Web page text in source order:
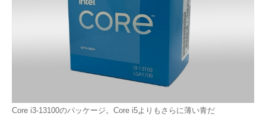
Core i3-13100のパッケージ。Core i5よりもさらに薄い青だ